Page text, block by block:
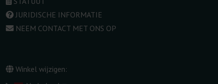
JURIDISCHE INFORMATIE
NEEM CONTACT MET ONS OP
Winkel wijzigen: